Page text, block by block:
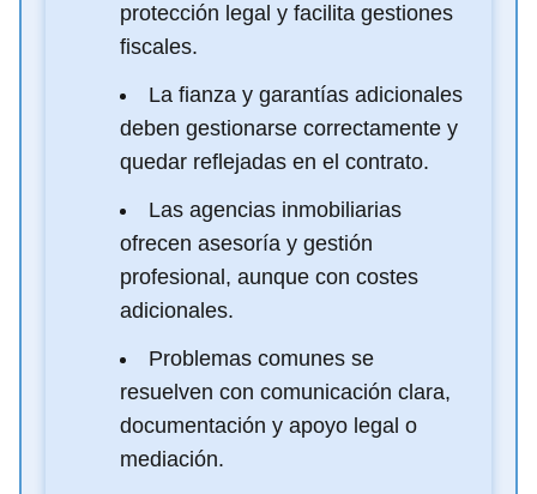
protección legal y facilita gestiones
fiscales.
La fianza y garantías adicionales
deben gestionarse correctamente y
quedar reflejadas en el contrato.
Las agencias inmobiliarias
ofrecen asesoría y gestión
profesional, aunque con costes
adicionales.
Problemas comunes se
resuelven con comunicación clara,
documentación y apoyo legal o
mediación.